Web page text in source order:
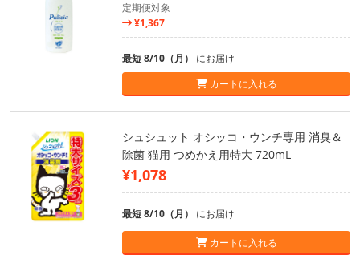
定期便対象
¥1,367
最短 8/10（月） にお届け
カートに入れる
シュシュット オシッコ・ウンチ専用 消臭＆
除菌 猫用 つめかえ用特大 720mL
¥1,078
最短 8/10（月） にお届け
カートに入れる